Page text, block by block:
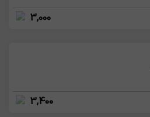
3,000
3,400